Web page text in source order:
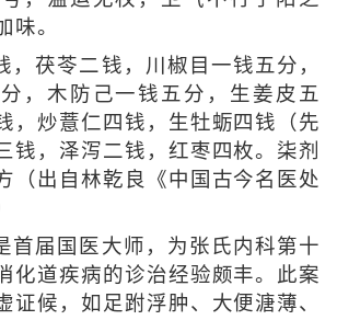
味。
，茯苓二钱，川椒目一钱五分，
，木防己一钱五分，生姜皮五
，炒薏仁四钱，生牡蛎四钱（先
钱，泽泻二钱，红枣四枚。柒剂
（出自林乾良《中国古今名医处
首届国医大师，为张氏内科第十
化道疾病的诊治经验颇丰。此案
证候，如足跗浮肿、大便溏薄、